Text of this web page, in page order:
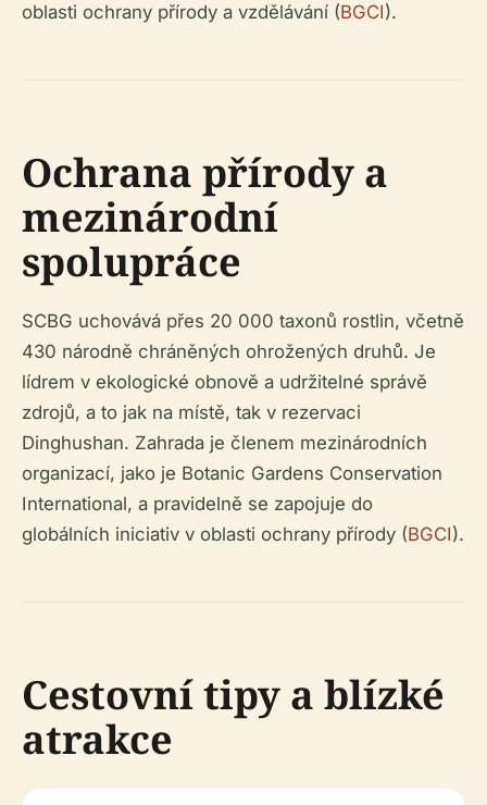
oblasti ochrany přírody a vzdělávání (BGCI).
Ochrana přírody a
mezinárodní
spolupráce
SCBG uchovává přes 20 000 taxonů rostlin, včetně
430 národně chráněných ohrožených druhů. Je
lídrem v ekologické obnově a udržitelné správě
zdrojů, a to jak na místě, tak v rezervaci
Dinghushan. Zahrada je členem mezinárodních
organizací, jako je Botanic Gardens Conservation
International, a pravidelně se zapojuje do
globálních iniciativ v oblasti ochrany přírody (BGCI).
Cestovní tipy a blízké
atrakce